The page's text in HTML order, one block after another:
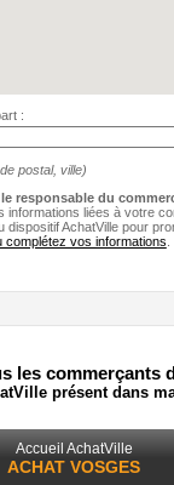
:
postal, ville)
responsable du
informations liées à votre
dispositif AchatVille pour
complétez vos informations
les commerçants
présent dans
Accueil AchatVille
ACHAT VOSGES